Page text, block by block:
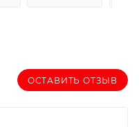
ОСТАВИТЬ ОТЗЫВ